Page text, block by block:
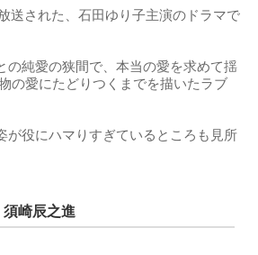
送された、石田ゆり子主演のドラマで
の純愛の狭間で、本当の愛を求めて揺
の愛にたどりつくまでを描いたラブ
が役にハマりすぎているところも見所
崎辰之進